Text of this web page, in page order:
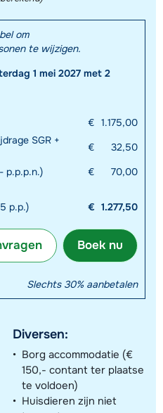
om
te wijzigen.
1 mei 2027 met 2
€ 1.175,00
SGR +
€
32,50
p.p.p.n.) € 70,00
p.p.) € 1.277,50
Boek nu
Slechts 30% aanbetalen
Diversen:
Borg accommodatie (€
150,- contant ter plaatse
te voldoen)
Huisdieren zijn niet